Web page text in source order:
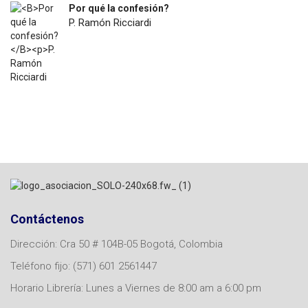
Por qué la confesión?
P. Ramón Ricciardi
Contáctenos
Dirección: Cra 50 # 104B-05 Bogotá, Colombia
Teléfono fijo: (571) 601 2561447
Horario Librería: Lunes a Viernes de 8:00 am a 6:00 pm